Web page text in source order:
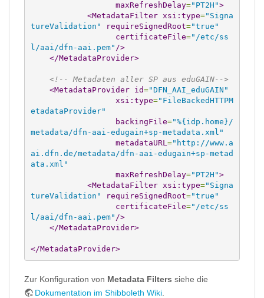
maxRefreshDelay="PT2H">
<MetadataFilter xsi:type="Signa
tureValidation"
requireSignedRoot="true"
certificateFile="/etc/ss
l/aai/dfn-aai.pem" />
</MetadataProvider>
<!-- Metadaten aller SP aus eduGAIN-->
<MetadataProvider
id="DFN_AAI_eduGAIN"
xsi:type="FileBackedHTTPM
etadataProvider"
backingFile="%{idp.home}/
metadata/dfn-aai-edugain+sp-metadata.xml"
metadataURL="http://www.a
ai.dfn.de/metadata/dfn-aai-edugain+sp-metad
ata.xml"
maxRefreshDelay="PT2H">
<MetadataFilter xsi:type="Signa
tureValidation"
requireSignedRoot="true"
certificateFile="/etc/ss
l/aai/dfn-aai.pem" />
</MetadataProvider>
</MetadataProvider>
Zur Konfiguration von Metadata Filters siehe die
Dokumentation im Shibboleth Wiki